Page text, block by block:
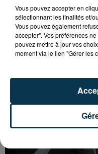
Vous pouvez accepter en
sélectionnant les finalités et/
Vous pouvez également
accepter". Vos préférences
pouvez mettre à jour vos
moment via le lien "Gérer les